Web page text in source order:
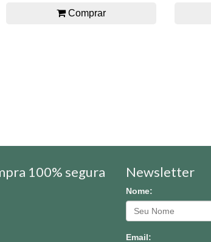
Comprar
100% segura Newsletter
Nome:
Email: